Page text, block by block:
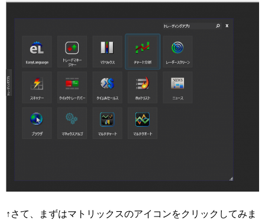
↑さて、まずはマトリックスのアイコンをクリックしてみま